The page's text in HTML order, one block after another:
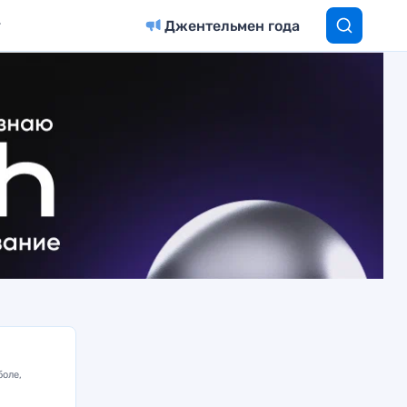
Джентельмен года